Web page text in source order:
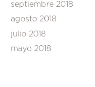
septiembre 2018
agosto 2018
julio 2018
mayo 2018